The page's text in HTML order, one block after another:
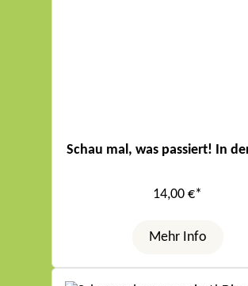
Schau mal, was passiert! In
14,00 €*
Mehr Info